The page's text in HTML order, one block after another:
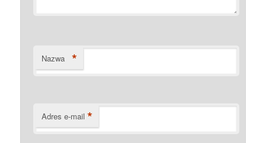
Nazwa *
Adres e-mail *